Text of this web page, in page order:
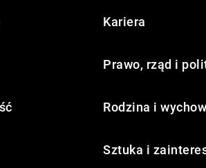
Kariera
Prawo, rząd i
Rodzina i
Sztuka i